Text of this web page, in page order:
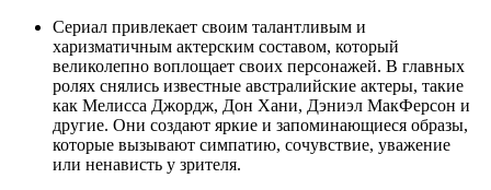
Сериал привлекает своим талантливым и
харизматичным актерским составом, который
великолепно воплощает своих персонажей. В главных
ролях снялись известные австралийские актеры, такие
как Мелисса Джордж, Дон Хани, Дэниэл МакФерсон и
другие. Они создают яркие и запоминающиеся образы,
которые вызывают симпатию, сочувствие, уважение
или ненависть у зрителя.